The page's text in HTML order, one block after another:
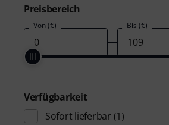
Preisbereich
Von (€) Bis (€)
Verfügbarkeit
Sofort lieferbar (1)